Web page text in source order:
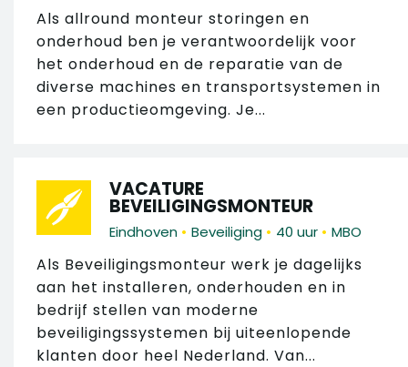
Als allround monteur storingen en
onderhoud ben je verantwoordelijk voor
het onderhoud en de reparatie van de
diverse machines en transportsystemen in
een productieomgeving. Je...
VACATURE
BEVEILIGINGSMONTEUR
Eindhoven • Beveiliging • 40 uur • MBO
Als Beveiligingsmonteur werk je dagelijks
aan het installeren, onderhouden en in
bedrijf stellen van moderne
beveiligingssystemen bij uiteenlopende
klanten door heel Nederland. Van...